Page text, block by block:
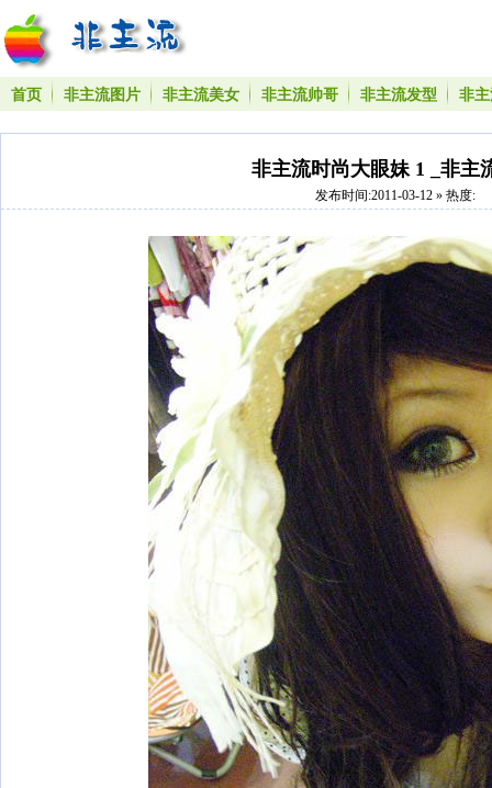
首页 非主流图片 非主流美女 非主流帅哥 非主流发型 非
非主流时尚大眼妹 1 _非主
发布时间:2011-03-12 » 热度: